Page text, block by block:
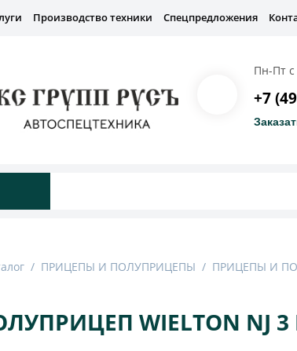
Производство техники Спецпредложения
Пн-Пт с
+7
/ ПРИЦЕПЫ И ПОЛУПРИЦЕПЫ / ПРИЦЕПЫ И
WIELTON NJ